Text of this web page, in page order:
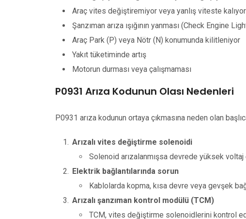
Araç vites değiştiremiyor veya yanlış viteste kalıyor
Şanzıman arıza ışığının yanması (Check Engine
Araç Park (P) veya Nötr (N) konumunda kilitleniyor
Yakıt tüketiminde artış
Motorun durması veya çalışmaması
P0931 Arıza Kodunun Olası Nedenleri
P0931 arıza kodunun ortaya çıkmasına neden olan
Arızalı vites değiştirme solenoidi
Solenoid arızalanmışsa devrede yüksek voltaj
Elektrik bağlantılarında sorun
Kablolarda kopma, kısa devre veya gevşek
Arızalı şanzıman kontrol modülü (TCM)
TCM, vites değiştirme solenoidlerini kontrol